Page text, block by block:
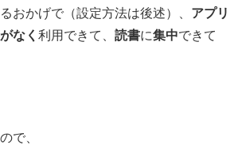
おかげで（設定方法は後述）、 アプリ
なく 利用できて、 読書に集中できて
で、